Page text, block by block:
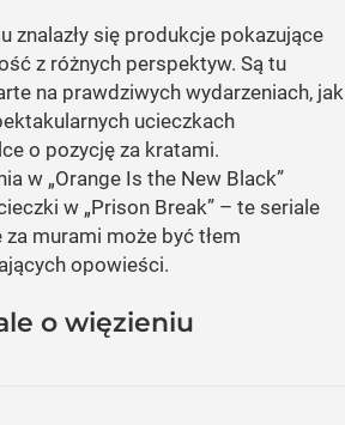
znalazły się produkcje pokazujące
z różnych perspektyw. Są tu
na prawdziwych wydarzeniach, jak
ucieczkach
o pozycję za kratami.
w „Orange Is the New Black”
w „Prison Break” – te seriale
murami może być tłem
opowieści.
o więzieniu